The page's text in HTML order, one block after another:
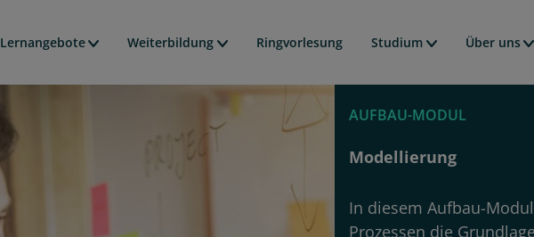
zum
Hauptnavigation
Lernangebote Weiterbildung Ringvorlesung Studium Über uns
AUFBAU-MODUL
Modellierung
In diesem Aufbau-
Prozessen die